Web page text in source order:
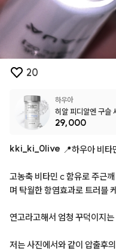
20
하우아
히알 피디알엔 구슬
29,000
kki ki 0live 📍하우아 비타
고농축 비타민 c함유로주근깨
며 탁월한항염효과로 트러블
연고라고해서 엄청 꾸덕이지는
저는사진에서와같이 압출후의